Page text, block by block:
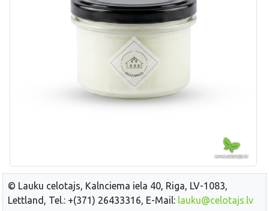
© Lauku celotajs, Kalnciema iela 40, Riga, LV-1083,
Lettland, Tel.: +(371) 26433316, E-Mail: lauku@celotajs.lv